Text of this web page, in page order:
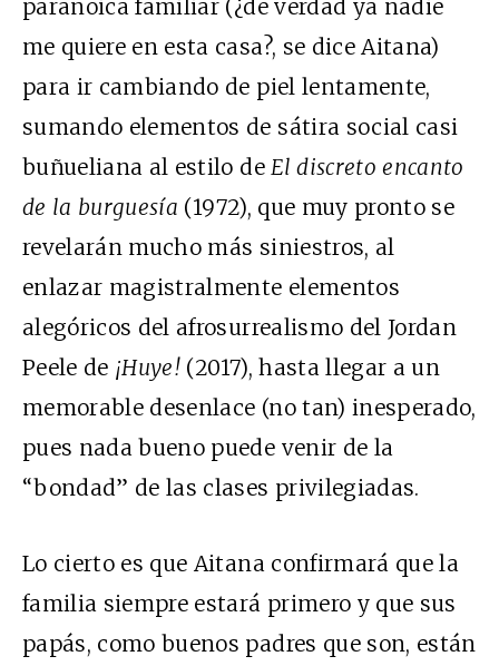
paranoica familiar (¿de verdad ya nadie
me quiere en esta casa?, se dice Aitana)
para ir cambiando de piel lentamente,
sumando elementos de sátira social casi
buñueliana al estilo deEl discreto encanto
de la burguesía (1972), que muy pronto se
revelarán mucho más siniestros, al
enlazar magistralmente elementos
alegóricos del afrosurrealismo del Jordan
Peele de ¡Huye! (2017), hasta llegar a un
memorable desenlace (no tan) inesperado,
pues nada bueno puede venir de la
“bondad” de las clases privilegiadas.
Lo cierto es que Aitana confirmará que la
familia siempre estará primero y que sus
papás, como buenos padres que son, están